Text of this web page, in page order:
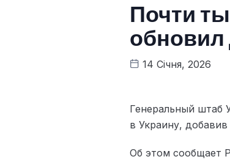
Почти
обновил
14 Січня, 2026
Генеральный штаб
в Украину,
Об этом сообщает